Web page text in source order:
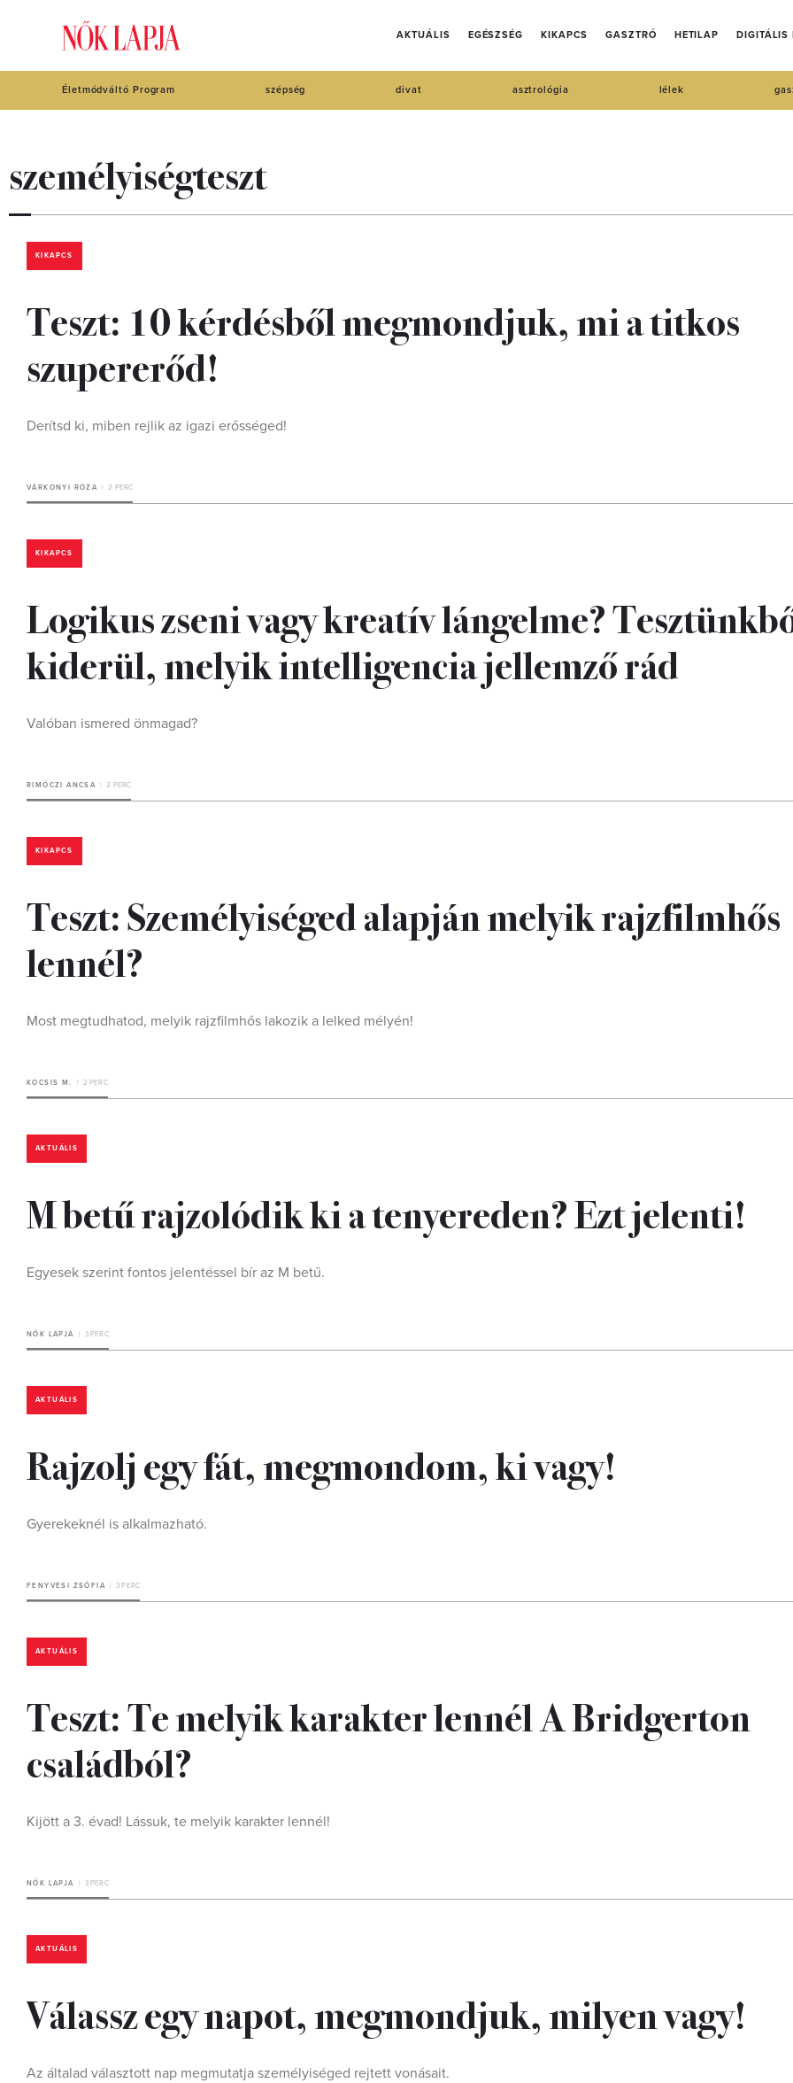
AKTUÁLIS EGÉSZSÉG KIKAPCS GASZTRÓ HETILAP DIGITÁLIS
Életmódváltó Program szépség divat asztrológia lélek
személyiségteszt
KIKAPCS
Teszt: 10 kérdésből megmondjuk, mi a titkos
szupererőd!
Derítsd ki, miben rejlik az igazi erősséged!
VÁRKONYI RÓZA 2 PERC
KIKAPCS
Logikus zseni vagy kreatív lángelme?
kiderül, melyik intelligencia jellemző rád
Valóban ismered önmagad?
RIMÓCZI ANCSA 2 PERC
KIKAPCS
Teszt: Személyiséged alapján melyik rajzfilmhős
lennél?
Most megtudhatod, melyik rajzfilmhős lakozik a lelked mélyén!
KOCSIS M. 2 PERC
AKTUÁLIS
M betű rajzolódik ki a tenyereden? Ezt jelenti!
Egyesek szerint fontos jelentéssel bír az M betű.
NŐK LAPJA 3 PERC
AKTUÁLIS
Rajzolj egy fát, megmondom, ki vagy!
Gyerekeknél is alkalmazható.
FENYVESI ZSÓFIA 3 PERC
AKTUÁLIS
Teszt: Te melyik karakter lennél A Bridgerton
családból?
Kijött a 3. évad! Lássuk, te melyik karakter lennél!
NŐK LAPJA 3 PERC
AKTUÁLIS
Válassz egy napot, megmondjuk, milyen vagy!
Az általad választott nap megmutatja személyiséged rejtett vonásait.